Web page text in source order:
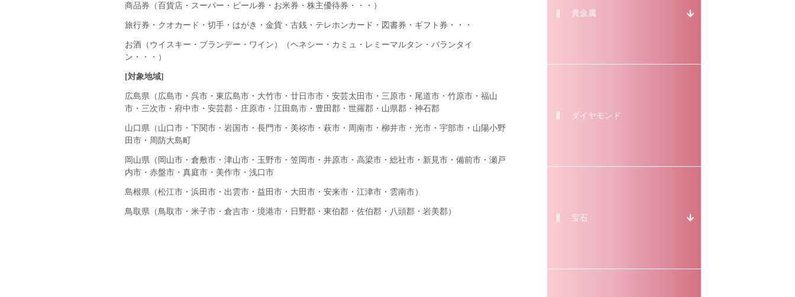
商品券（百貨店・スーパー・ビール券・お米券・株主優待券・・・）
旅行券・クオカード・切手・はがき・金貨・古銭・テレホンカード・図書券・ギフト券・・・
お酒（ウイスキー・ブランデー・ワイン）（ヘネシー・カミュ・レミーマルタン・バランタイ
ン・・・）
[対象地域]
広島県（広島市・呉市・東広島市・大竹市・廿日市市・安芸太田市・三原市・尾道市・竹原市・福山
市・三次市・府中市・安芸郡・庄原市・江田島市・豊田郡・世羅郡・山県郡・神石郡
山口県（山口市・下関市・岩国市・長門市・美祢市・萩市・周南市・柳井市・光市・宇部市・山陽小野
田市・周防大島町
岡山県（岡山市・倉敷市・津山市・玉野市・笠岡市・井原市・高梁市・総社市・新見市・備前市・瀬戸
内市・赤盤市・真庭市・美作市・浅口市
島根県（松江市・浜田市・出雲市・益田市・大田市・安来市・江津市・雲南市）
鳥取県（鳥取市・米子市・倉吉市・境港市・日野郡・東伯郡・佐伯郡・八頭郡・岩美郡）
貴金属
ダイヤモンド
宝石